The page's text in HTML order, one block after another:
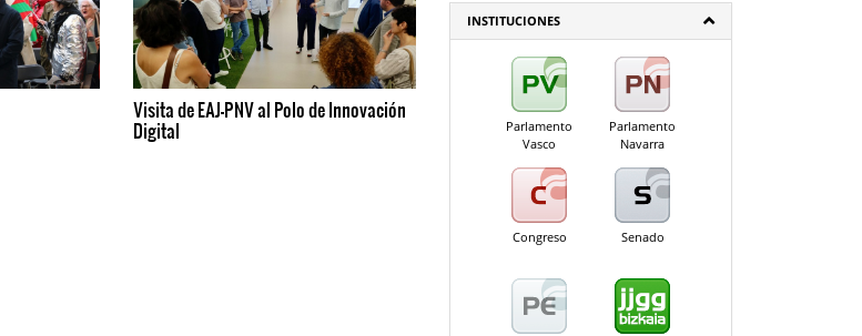
Visita de EAJ-PNV al Polo de Innovación
Digital
INSTITUCIONES
Parlamento
Vasco
Parlamento
Navarra
Congreso Senado